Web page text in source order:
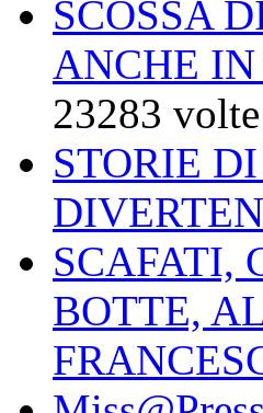
SCOSSA
ANCHE
23283 volte
STORIE
SCAFATI,
BOTTE,